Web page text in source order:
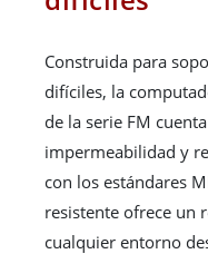
Construida para
difíciles, la
de la serie FM
impermeabilidad y
con los estándares
resistente ofrece un
cualquier entorno